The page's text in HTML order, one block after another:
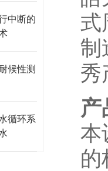
中断的
候性测
循环系
式
制
秀
产
本
的